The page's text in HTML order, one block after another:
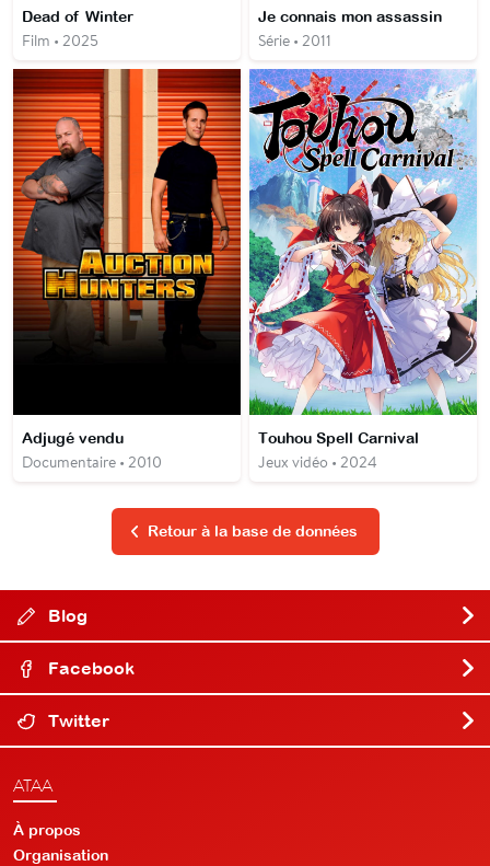
Dead of Winter
Film • 2025
Je connais mon assassin
Série • 2011
Adjugé vendu
Documentaire • 2010
Touhou Spell Carnival
Jeux vidéo • 2024
Retour à la base de données
Blog
Facebook
Twitter
ATAA
À propos
Organisation